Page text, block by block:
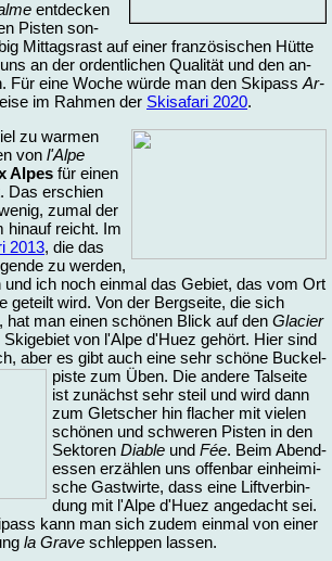
ent­de­cken
Pis­ten son­
Mit­tags­rast auf ei­ner fran­zö­si­schen Hüt­te
an der or­dent­li­chen Qua­li­tät und den an­
Für ei­ne Wo­che wür­de man den Ski­pass Ar­
im Rah­men der Ski­sa­fa­ri 2020.
zu war­men
von l'Al­pe
Al­pes für ei­nen
Das er­schi­en
zu­mal der
hin­auf reicht. Im
2013, die das
zu wer­den,
und ich noch ein­mal das Ge­biet, das vom Ort
ge­teilt wird. Von der Berg­sei­te, die sich
hat man ei­nen schö­nen Blick auf den Gla­cier
Ski­ge­biet von l'Al­pe d'Huez ge­hört. Hier sind
aber es gibt auch ei­ne sehr schö­ne Bu­ckel­
pis­te zum Üben. Die an­de­re Tal­sei­te
ist zu­nächst sehr steil und wird dann
zum Glet­scher hin fla­cher mit vie­len
schö­nen und schwe­ren Pis­ten in den
Sek­to­ren Dia­ble und Fée. Beim Abend­
es­sen er­zäh­len uns of­fen­bar ein­hei­mi­
sche Gast­wir­te, dass ei­ne Lift­ver­bin­
dung mit l'Al­pe d'Huez an­ge­dacht sei.
kann man sich zu­dem ein­mal von ei­ner
la Gra­ve schlep­pen las­sen.